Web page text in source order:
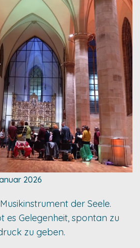
2026
der Seele.
es Gelegenheit, spontan zu
zu geben.